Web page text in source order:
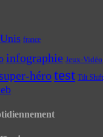
france
infographie Jeux-Vidéo
hérotest Tilt Shift